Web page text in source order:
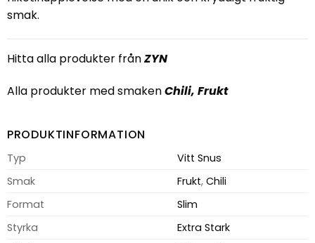
smak.
Hitta alla produkter frånZYN
Alla produkter med smakenChili, Frukt
PRODUKTINFORMATION
Typ
Vitt Snus
Smak
Frukt, Chili
Format
Slim
Styrka
Extra Stark